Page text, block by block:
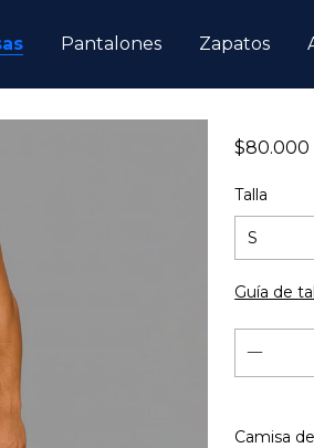
Pantalones Zapatos
$80.000
Talla
Guía de
Camisa